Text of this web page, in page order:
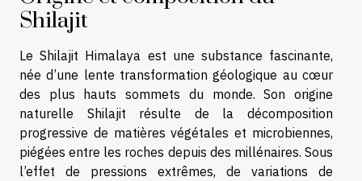
Shilajit
Le Shilajit Himalaya est une substance fascinante,
née d’une lente transformation géologique au cœur
des plus hauts sommets du monde. Son origine
naturelle Shilajit résulte de la décomposition
progressive de matières végétales et microbiennes,
piégées entre les roches depuis des millénaires. Sous
l’effet de pressions extrêmes, de variations de